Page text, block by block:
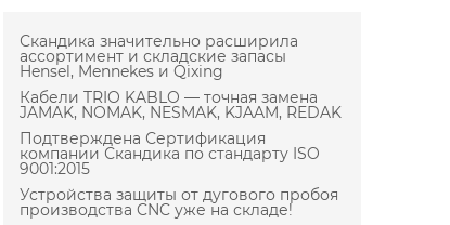
Скандика значительно расширила
ассортимент и складские запасы
Hensel, Mennekes и Qixing
Кабели TRIO KABLO — точная замена
JAMAK, NOMAK, NESMAK, KJAAM, REDAK
Подтверждена Сертификация
компании Скандика по стандарту ISO
9001:2015
Устройства защиты от дугового пробоя
производства CNC уже на складе!